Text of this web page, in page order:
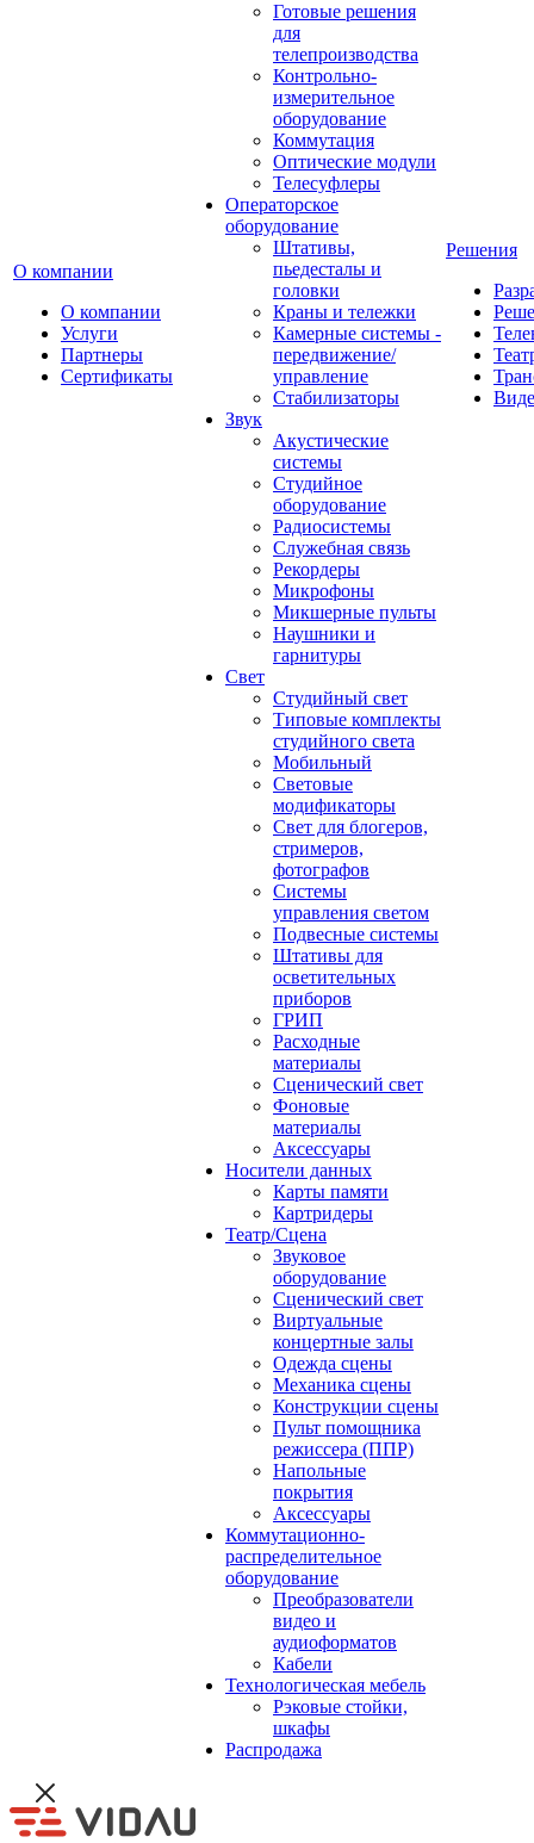
О компании
О компании
Услуги
Партнеры
Сертификаты
Готовые решения
для
телепроизводства
Контрольно-
измерительное
оборудование
Коммутация
Оптические модули
Телесуфлеры
Операторское
оборудование
Штативы,
пьедесталы и
головки
Краны и тележки
Камерные системы -
передвижение/
управление
Стабилизаторы
Звук
Акустические
системы
Студийное
оборудование
Радиосистемы
Служебная связь
Рекордеры
Микрофоны
Микшерные пульты
Наушники и
гарнитуры
Свет
Студийный свет
Типовые комплекты
студийного света
Мобильный
Световые
модификаторы
Свет для блогеров,
стримеров,
фотографов
Системы
управления светом
Подвесные системы
Штативы для
осветительных
приборов
ГРИП
Расходные
материалы
Сценический свет
Фоновые
материалы
Аксессуары
Носители данных
Карты памяти
Картридеры
Театр/Сцена
Звуковое
оборудование
Сценический свет
Виртуальные
концертные залы
Одежда сцены
Механика сцены
Конструкции сцены
Пульт помощника
режиссера (ППР)
Напольные
покрытия
Аксессуары
Коммутационно-
распределительное
оборудование
Преобразователи
видео и
аудиоформатов
Кабели
Технологическая мебель
Рэковые стойки,
шкафы
Распродажа
Решения